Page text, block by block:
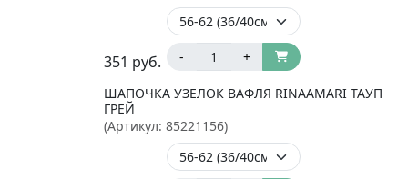
351 руб. - +
ШАПОЧКА УЗЕЛОК ВАФЛЯ RINAAMARI ТАУП
ГРЕЙ
(Артикул: 85221156)